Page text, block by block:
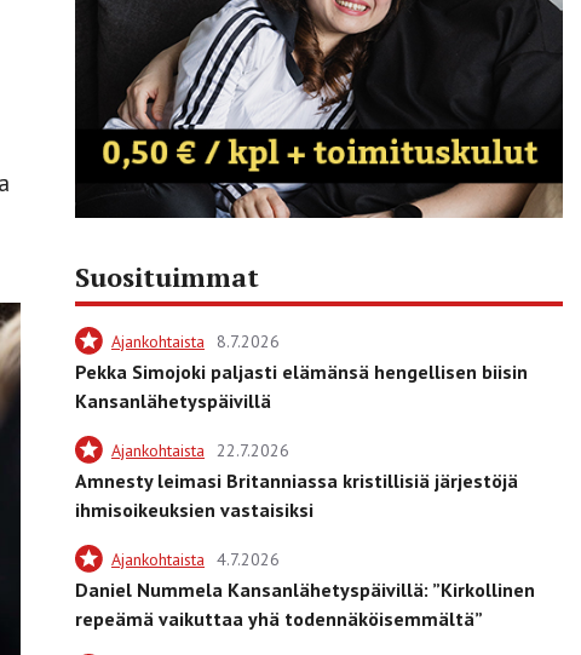
Suosituimmat
Ajankohtaista 8.7.2026
Pekka Simojoki paljasti elämänsä hengellisen biisin
Kansanlähetyspäivillä
Ajankohtaista 22.7.2026
Amnesty leimasi Britanniassa kristillisiä järjestöjä
ihmisoikeuksien vastaisiksi
Ajankohtaista 4.7.2026
Daniel Nummela Kansanlähetyspäivillä: ”Kirkollinen
repeämä vaikuttaa yhä todennäköisemmältä”